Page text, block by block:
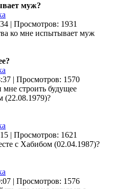
муж?
| Просмотров: 1931
ко мне испытывает муж
| Просмотров: 1570
строить будущее
(22.08.1979)?
| Просмотров: 1621
с Хабибом (02.04.1987)?
| Просмотров: 1576